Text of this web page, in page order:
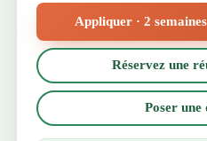
Appliquer · 2
Réservez une
Poser une